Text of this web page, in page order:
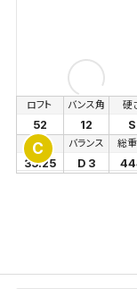
C
ロフト
52
バンス角
12
硬
S
長さ
35.25
バランス
D 3
総